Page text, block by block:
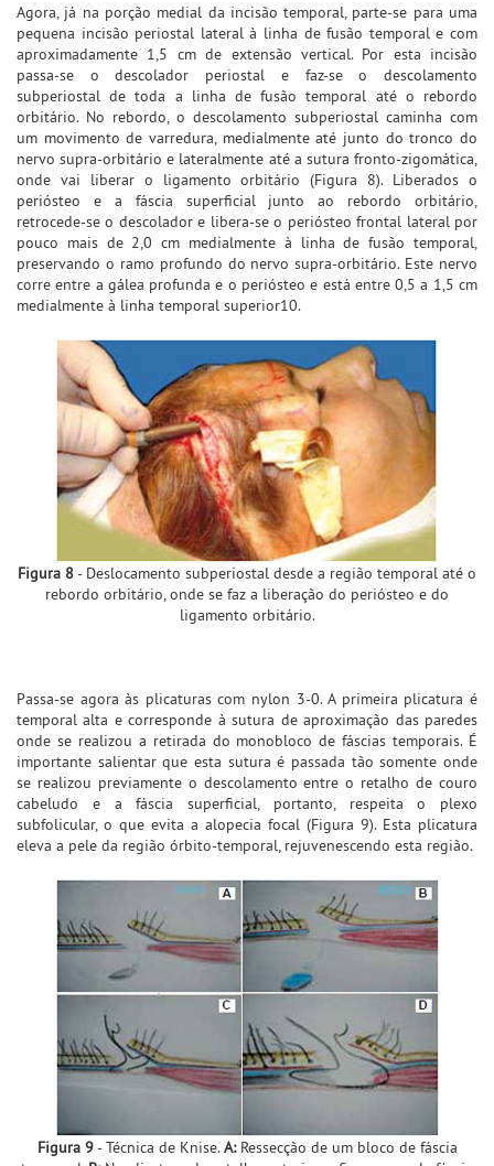
Agora, já na porção medial da incisão temporal, parte-se para uma
pequena incisão periostal lateral à linha de fusão temporal e com
aproximadamente 1,5 cm de extensão vertical. Por esta incisão
passa-se o descolador periostal e faz-se o descolamento
subperiostal de toda a linha de fusão temporal até o rebordo
orbitário. No rebordo, o descolamento subperiostal caminha com
um movimento de varredura, medialmente até junto do tronco do
nervo supra-orbitário e lateralmente até a sutura fronto-zigomática,
onde vai liberar o ligamento orbitário (Figura 8). Liberados o
periósteo e a fáscia superficial junto ao rebordo orbitário,
retrocede-se o descolador e libera-se o periósteo frontal lateral por
pouco mais de 2,0 cm medialmente à linha de fusão temporal,
preservando o ramo profundo do nervo supra-orbitário. Este nervo
corre entre a gálea profunda e o periósteo e está entre 0,5 a 1,5 cm
medialmente à linha temporal superior10.
Figura 8- Deslocamento subperiostal desde a região temporal até o
rebordo orbitário, onde se faz a liberação do periósteo e do
ligamento orbitário.
Passa-se agora às plicaturas com nylon 3-0. A primeira plicatura é
temporal alta e corresponde à sutura de aproximação das paredes
onde se realizou a retirada do monobloco de fáscias temporais. É
importante salientar que esta sutura é passada tão somente onde
se realizou previamente o descolamento entre o retalho de couro
cabeludo e a fáscia superficial, portanto, respeita o plexo
subfolicular, o que evita a alopecia focal (Figura 9). Esta plicatura
eleva a pele da região órbito-temporal, rejuvenescendo esta região.
Figura 9- Técnica de Knise.A:Ressecção de um bloco de fáscia